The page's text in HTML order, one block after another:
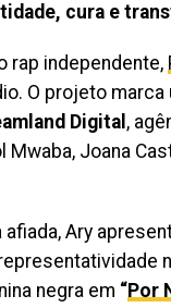
cura e
rap independente,
O projeto
Digital ,
Joana
Ary
negra em “Por